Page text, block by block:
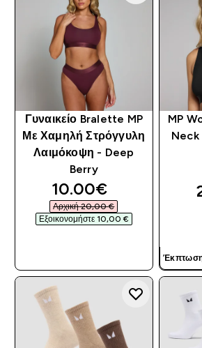
Γυναικείο Bralette MP
Με Χαμηλή Στρόγγυλη
Λαιμόκοψη - Deep
Berry
discounted price
10.00€‎
Αρχική 20,00 €‎
Εξοικονομήστε 10,00 €‎
MP
Neck